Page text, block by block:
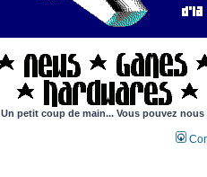
Un petit coup de main... Vous pouvez